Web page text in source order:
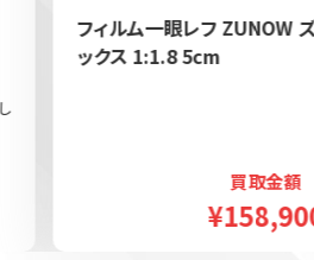
フィルム一眼レフ ZUNOW
ックス 1:1.8 5cm
買取金額